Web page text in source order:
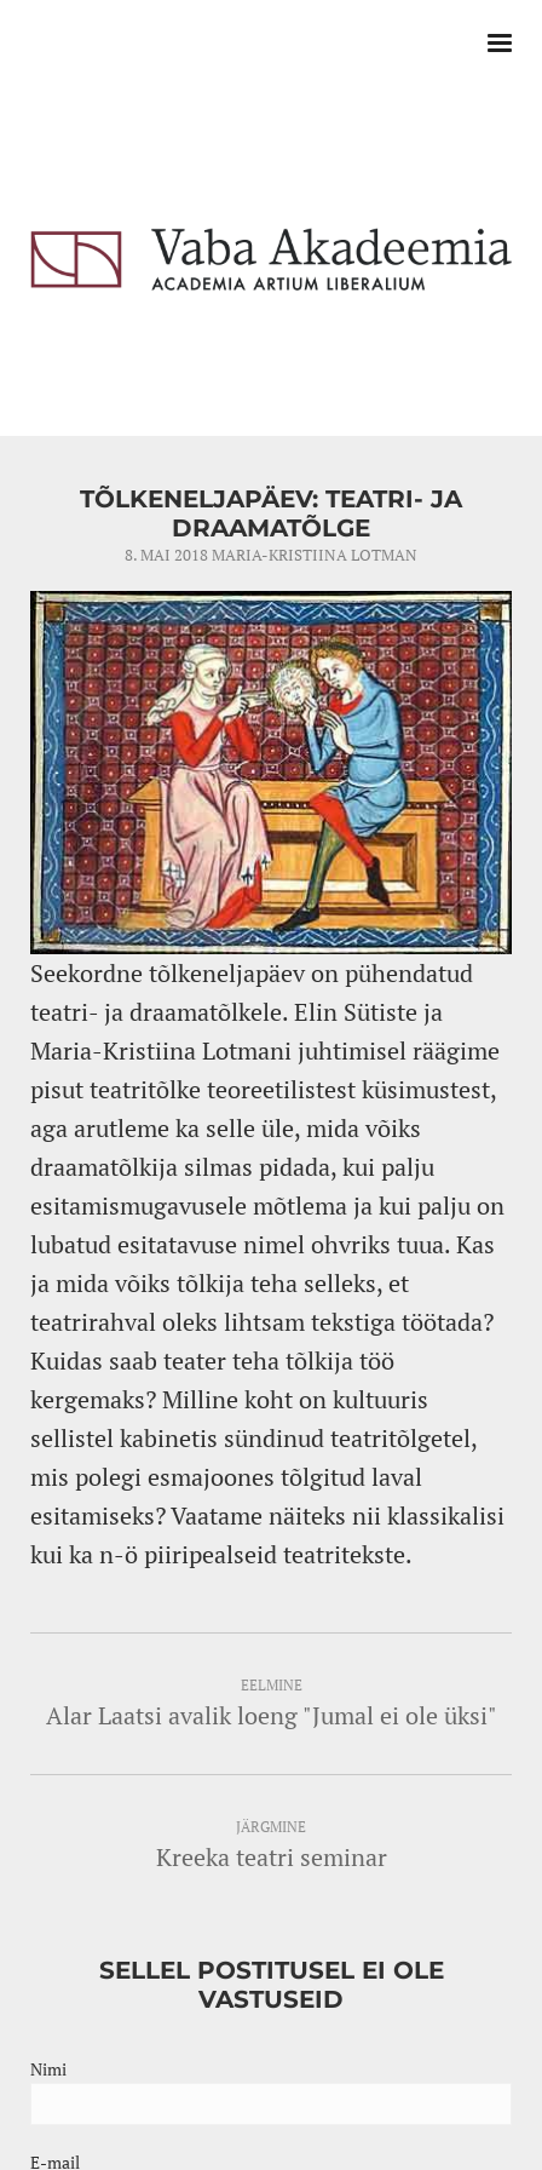
TÕLKENELJAPÄEV: TEATRI- JA
DRAAMATÕLGE
8. MAI 2018MARIA-KRISTIINA LOTMAN
Seekordne tõlkeneljapäev on pühendatud
teatri- ja draamatõlkele. Elin Sütiste ja
Maria-Kristiina Lotmani juhtimisel räägime
pisut teatritõlke teoreetilistest küsimustest,
aga arutleme ka selle üle, mida võiks
draamatõlkija silmas pidada, kui palju
esitamismugavusele mõtlema ja kui palju on
lubatud esitatavuse nimel ohvriks tuua. Kas
ja mida võiks tõlkija teha selleks, et
teatrirahval oleks lihtsam tekstiga töötada?
Kuidas saab teater teha tõlkija töö
kergemaks? Milline koht on kultuuris
sellistel kabinetis sündinud teatritõlgetel,
mis polegi esmajoones tõlgitud laval
esitamiseks? Vaatame näiteks nii klassikalisi
kui ka n-ö piiripealseid teatritekste.
EELMINE
Alar Laatsi avalik loeng "Jumal ei ole üksi"
JÄRGMINE
Kreeka teatri seminar
SELLEL POSTITUSEL EI OLE
VASTUSEID
Nimi
E-mail